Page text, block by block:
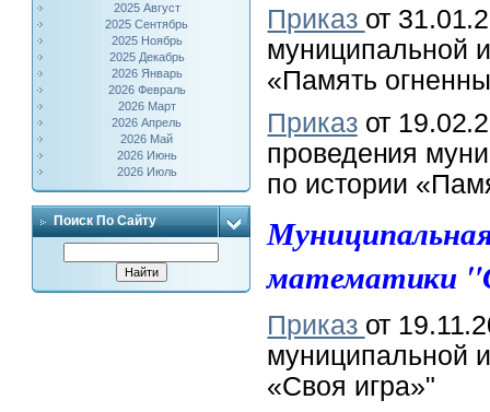
2025 Август
2025 Сентябрь
2025 Ноябрь
2025 Декабрь
2026 Январь
2026 Февраль
2026 Март
2026 Апрель
2026 Май
2026 Июнь
2026 Июль
Поиск По Сайту
Приказ от
муниципальной
«Память
Приказот
проведения
по истории
математики
Приказ от
муниципальной
«Своя игра»"